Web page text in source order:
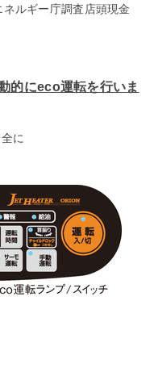
ルギー庁調査店頭現金
的にeco運転を行いま
に